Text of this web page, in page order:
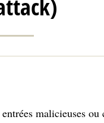
malicieuses